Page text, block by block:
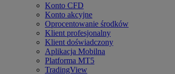
Konto CFD
Konto akcyjne
Oprocentowanie środków
Klient profesjonalny
Klient doświadczony
Aplikacja Mobilna
Platforma MT5
TradingView